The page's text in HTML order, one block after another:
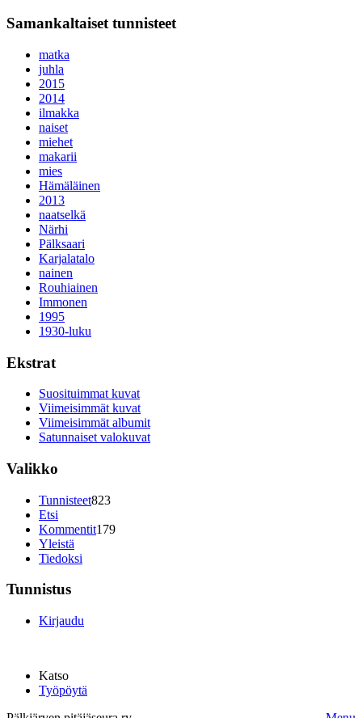
Samankaltaiset tunnisteet
matka
juhla
2015
2014
ilmakka
naiset
miehet
makarii
mies
Hämäläinen
2013
naatselkä
Närhi
Pälksaari
Karjalatalo
nainen
Rouhiainen
Immonen
1995
1930-luku
Ekstrat
Suosituimmat kuvat
Viimeisimmät kuvat
Viimeisimmät albumit
Satunnaiset valokuvat
Valikko
Tunnisteet823
Etsi
Kommentit179
Yleistä
Tiedoksi
Tunnistus
Kirjaudu
Katso
Työpöytä